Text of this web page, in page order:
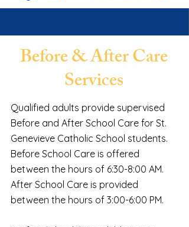
Before & After Care
Services
Qualified adults provide supervised
Before and After School Care for St.
Genevieve Catholic School students.​
Before School Care is offered
between the hours of 6:30-8:00 AM.
After School Care is provided
between the hours of 3:00-6:00 PM.